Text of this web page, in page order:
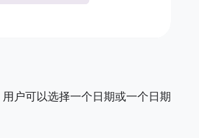
户可以选择一个日期或一个日期